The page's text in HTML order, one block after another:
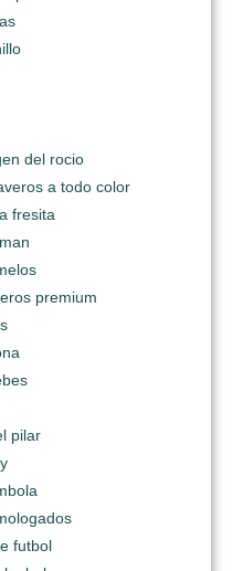
del rocio
a todo color
fresita
premium
pilar
futbol